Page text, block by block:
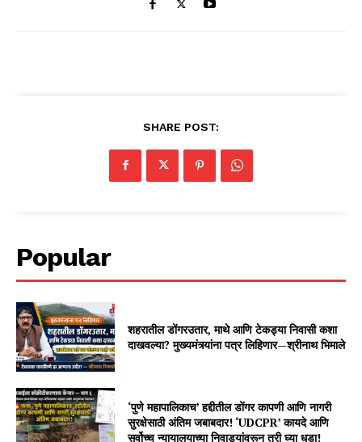
SHARE POST:
Popular
शहरातील डोंगरउतार, माथे आणि टेकड्या निवासी कशा
दाखवल्या? मुख्यमंत्र्यांना पत्र लिहिणार—श्रीनाथ भिमाले
‘पुणे महापालिकाच’ हद्दीतील डोंगर कापणी आणि नागरी
सुरक्षेसाठी अंतिम जबाबदार! ‘UDCPR’ कायदे आणि
सर्वोच्च न्यायालयाच्या निवाड्यांवरून तरी घ्या धडा!